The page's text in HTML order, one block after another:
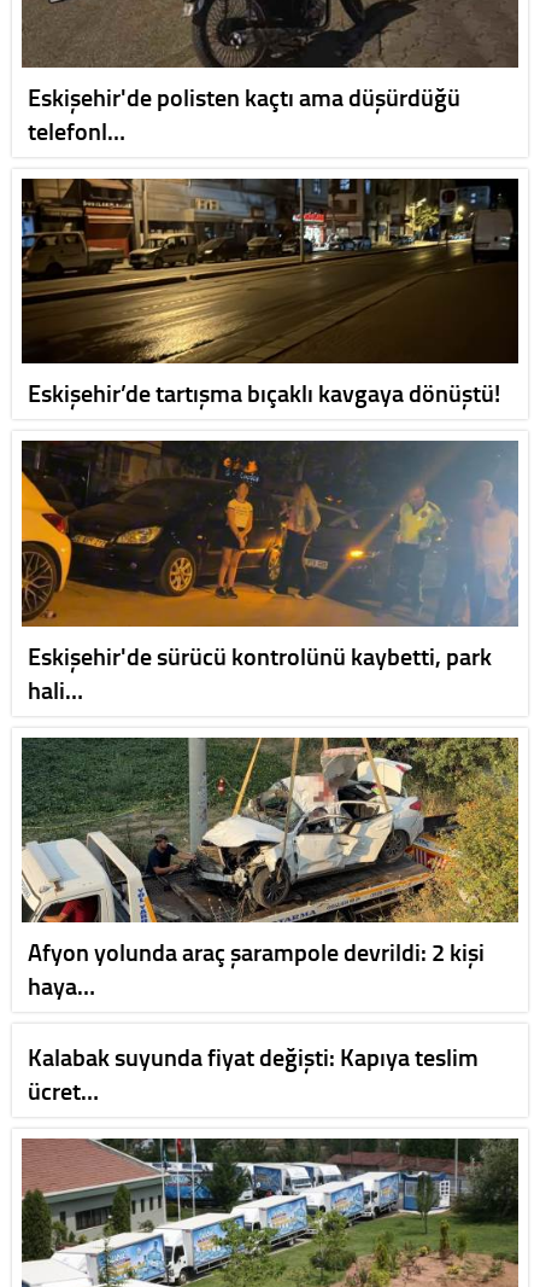
Eskişehir'de polisten kaçtı ama düşürdüğü
telefonl…
Eskişehir’de tartışma bıçaklı kavgaya dönüştü!
Eskişehir'de sürücü kontrolünü kaybetti, park
hali…
Afyon yolunda araç şarampole devrildi: 2 kişi
haya…
Kalabak suyunda fiyat değişti: Kapıya teslim
ücret…